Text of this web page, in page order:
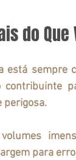
do
está sempre
perigosa.
para